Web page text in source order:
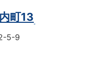
町13
5-9